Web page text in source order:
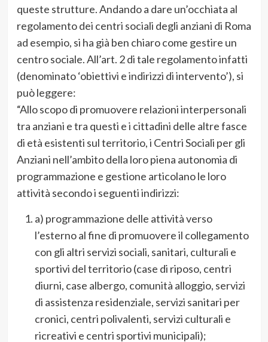
queste strutture. Andando a dare un’occhiata al
regolamento dei centri sociali degli anziani di Roma
ad esempio, si ha già ben chiaro come gestire un
centro sociale. All’art. 2 di tale regolamento infatti
(denominato ‘obiettivi e indirizzi di intervento’), si
può leggere:
“Allo scopo di promuovere relazioni interpersonali
tra anziani e tra questi e i cittadini delle altre fasce
di età esistenti sul territorio, i Centri Sociali per gli
Anziani nell’ambito della loro piena autonomia di
programmazione e gestione articolano le loro
attività secondo i seguenti indirizzi:
a) programmazione delle attività verso
l’esterno al fine di promuovere il collegamento
con gli altri servizi sociali, sanitari, culturali e
sportivi del territorio (case di riposo, centri
diurni, case albergo, comunità alloggio, servizi
di assistenza residenziale, servizi sanitari per
cronici, centri polivalenti, servizi culturali e
ricreativi e centri sportivi municipali);